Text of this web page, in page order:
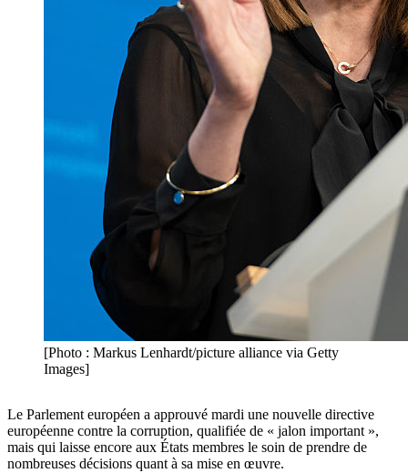
[Photo : Markus Lenhardt/picture alliance via Getty
Images]
Le Parlement européen a approuvé mardi une nouvelle directive
européenne contre la corruption, qualifiée de « jalon important »,
mais qui laisse encore aux États membres le soin de prendre de
nombreuses décisions quant à sa mise en œuvre.